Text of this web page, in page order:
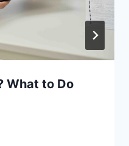
What to Do